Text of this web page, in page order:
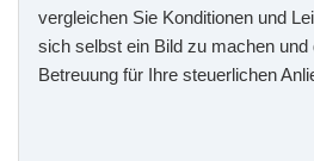
vergleichen Sie Konditionen und
sich selbst ein Bild zu machen und
Betreuung für Ihre steuerlichen